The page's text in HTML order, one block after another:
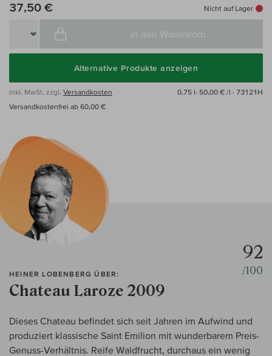
37,50 € Nicht auf Lager
In den Warenkorb
Alternative Produkte anzeigen
inkl. MwSt, zzgl. Versandkosten 0,75 l· 50,00 € /l · 73121H
Versandkostenfrei ab 60,00 €
HEINER LOBENBERG ÜBER:
Chateau Laroze 2009
92
/100
Dieses Chateau befindet sich seit Jahren im Aufwind und
produziert klassische Saint Emilion mit wunderbarem Preis-
Genuss-Verhältnis. Reife Waldfrucht, durchaus ein wenig